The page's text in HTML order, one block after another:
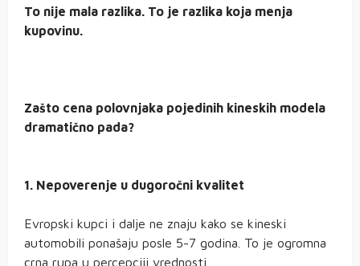
To nije mala razlika. To je razlika koja menja
kupovinu.
Zašto cena polovnjaka pojedinih kineskih modela
dramatično pada?
1. Nepoverenje u dugoročni kvalitet
Evropski kupci i dalje ne znaju kako se kineski
automobili ponašaju posle 5-7 godina. To je ogromna
crna rupa u percepciji vrednosti.